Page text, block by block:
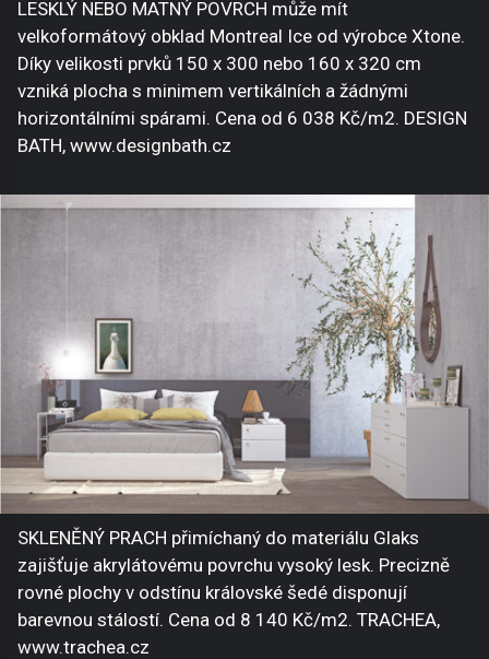
LESKLÝ NEBO MATNÝ POVRCH může mít
velkoformátový obklad Montreal Ice od výrobce Xtone.
Díky velikosti prvků 150 x 300 nebo 160 x 320 cm
vzniká plocha s minimem vertikálních a žádnými
horizontálními spárami. Cena od 6 038 Kč/m2. DESIGN
BATH, www.designbath.cz
SKLENĚNÝ PRACH přimíchaný do materiálu Glaks
zajišťuje akrylátovému povrchu vysoký lesk. Precizně
rovné plochy v odstínu královské šedé disponují
barevnou stálostí. Cena od 8 140 Kč/m2. TRACHEA,
www.trachea.cz